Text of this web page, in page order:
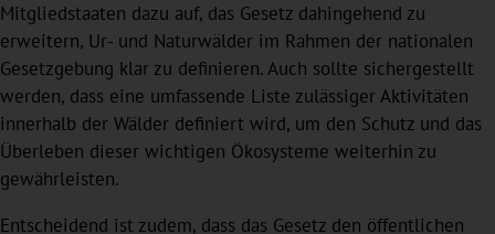
Mitgliedstaaten dazu auf, das Gesetz dahingehend zu
erweitern, Ur- und Naturwälder im Rahmen der nationalen
Gesetzgebung klar zu definieren. Auch sollte sichergestellt
werden, dass eine umfassende Liste zulässiger Aktivitäten
innerhalb der Wälder definiert wird, um den Schutz und das
Überleben dieser wichtigen Ökosysteme weiterhin zu
gewährleisten.
Entscheidend ist zudem, dass das Gesetz den öffentlichen